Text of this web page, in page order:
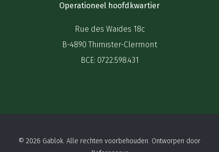
Operationeel hoofdkwartier
Rue des Waides 18c
B-4890 Thimister-Clermont
BCE: 0722.598.431
© 2026 Gablok. Alle rechten voorbehouden. Ontworpen door